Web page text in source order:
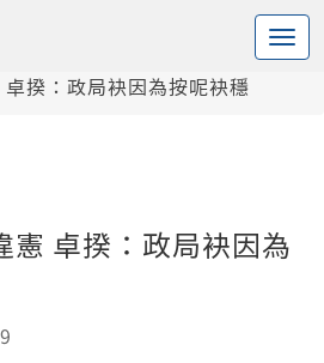
揆：政局袂因為按呢袂穩
憲 卓揆：政局袂因為